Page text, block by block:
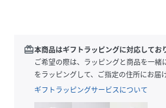
良いので真夏も冷房対策としても手放
ーーー
同素材のノースリーブPOやリブパン
redeem本商品はギフトラッピングに対応してお
ご希望の際は、ラッピングと商品を一緒
をラッピングして、ご指定の住所にお届
ギフトラッピングサービスについて